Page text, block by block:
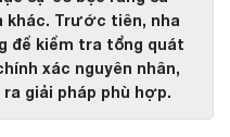
khác. Trước tiên, nha
để kiểm tra tổng quát
xác nguyên nhân,
giải pháp phù hợp.